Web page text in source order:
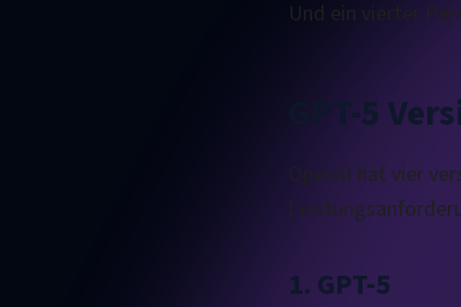
Und ein vierter
GPT-5
OpenAI hat vier
1. GPT-5